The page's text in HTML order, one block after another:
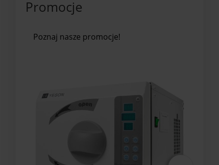
Promocje
Poznaj nasze promocje!